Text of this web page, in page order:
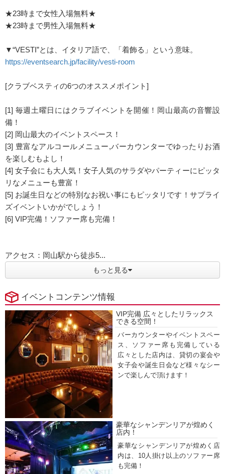
★23時まで女性入場無料★
★23時まで男性入場無料★
▼“VESTI”とは、イタリア語で、「着飾る」という意味。
https://eventsearch.jp/facility/vesti-room
[クラブベスティの6つのオススメポイント]
[1] 毎週土曜日にはクラブイベントを開催！岡山最高の音響設
備！
[2] 岡山最大のイベントスペース！
[3] 豊富なアルコールメニュー,バーカウンターでゆったりお酒
を楽しむもよし！
[4] 女子会にも大人気！女子人気のサラダやパーティーにピッタ
リなメニューも豊富！
[5] お誕生日などの特別なお祝い事にもピッタリです！サプライ
ズイベントいかがでしょう！
[6] VIP完備！ソファー席も完備！
アクセス：岡山駅から徒歩5...
もっと見る
イベントコンテンツ情報
VIP完備 広々としたリラックス
できる空間！
バーカウンターやイベントスペー
ス、ソファー席も完備している
広々とした店内は、貸切の宴会や
女子会や誕生日会など様々なシー
ンで楽しんで頂けます！
豪華なシャンデンリアが煌めく
店内！
豪華なシャンデンリアが煌めく店
内は、10人掛け以上のソファー席
も完備！